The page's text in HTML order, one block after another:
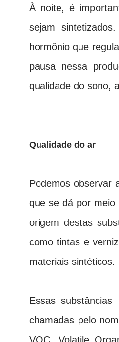
À noite, é
sejam
hormônio que
pausa nessa
qualidade do sono,
Qualidade do ar
Podemos observar
que se dá por meio
origem destas
como tintas e
materiais sintéticos.
Essas
chamadas pelo
VOC, Volatile